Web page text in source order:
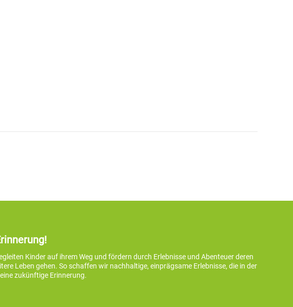
Kinder auf ihrem Weg und fördern durch Erlebnisse und Abenteuer deren
Leben gehen. So schaffen wir nachhaltige, einprägsame Erlebnisse, die in der
zukünftige Erinnerung.